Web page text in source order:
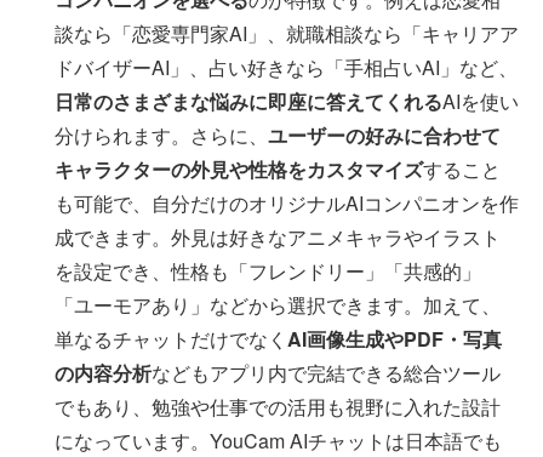
談なら「恋愛専門家AI」、就職相談なら「キャリアア
ドバイザーAI」、占い好きなら「手相占いAI」など、
日常のさまざまな悩みに即座に答えてくれるAIを使い
分けられます。さらに、ユーザーの好みに合わせて
キャラクターの外見や性格をカスタマイズすること
も可能で、自分だけのオリジナルAIコンパニオンを作
成できます。外見は好きなアニメキャラやイラスト
を設定でき、性格も「フレンドリー」「共感的」
「ユーモアあり」などから選択できます。加えて、
単なるチャットだけでなくAI画像生成やPDF・写真
の内容分析などもアプリ内で完結できる総合ツール
でもあり、勉強や仕事での活用も視野に入れた設計
になっています。YouCam AIチャットは日本語でも